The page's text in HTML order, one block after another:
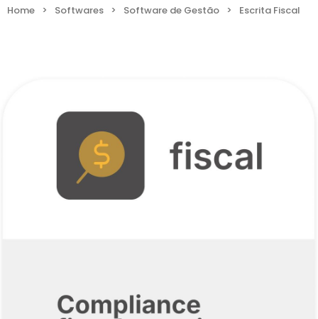
Home > Softwares > Software de Gestão > Escrita Fiscal